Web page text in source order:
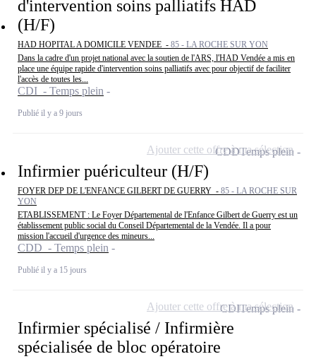
d'intervention soins palliatifs HAD
(H/F)
HAD HOPITAL A DOMICILE VENDEE - 85 - LA ROCHE SUR YON
Dans la cadre d'un projet national avec la soutien de l'ARS, l'HAD Vendée a mis en
place une équipe rapide d'intervention soins palliatifs avec pour objectif de faciliter
l'accès de toutes les...
CDI - Temps plein
Publié il y a 9 jours
Infirmier puériculteur (H/F)
FOYER DEP DE L'ENFANCE GILBERT DE GUERRY - 85 - LA ROCHE SUR
YON
ETABLISSEMENT : Le Foyer Départemental de l'Enfance Gilbert de Guerry est un
établissement public social du Conseil Départemental de la Vendée. Il a pour
mission l'accueil d'urgence des mineurs...
CDD - Temps plein
Publié il y a 15 jours
CDDTemps plein
Ajouter cette offre à ma sélection
Infirmier spécialisé / Infirmière
spécialisée de bloc opératoire
CDITemps plein
Ajouter cette offre à ma sélection